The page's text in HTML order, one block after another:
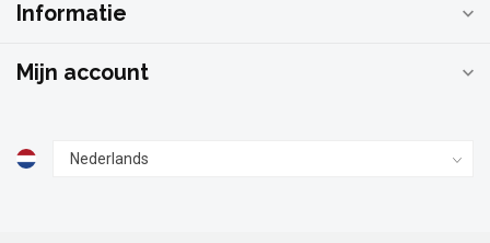
Informatie
Mijn account